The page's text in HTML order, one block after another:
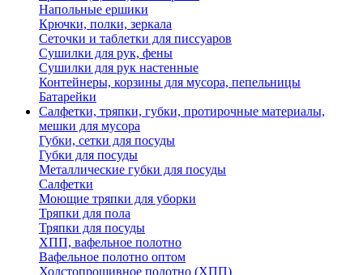
Напольные ершики
Крючки, полки, зеркала
Сеточки и таблетки для писсуаров
Сушилки для рук, фены
Сушилки для рук настенные
Контейнеры, корзины для мусора, пепельницы
Батарейки
Салфетки, тряпки, губки, протирочные материалы,
мешки для мусора
Губки, сетки для посуды
Губки для посуды
Металлические губки для посуды
Салфетки
Моющие тряпки для уборки
Тряпки для пола
Тряпки для посуды
ХПП, вафельное полотно
Вафельное полотно оптом
Холстопрошивное полотно (ХПП)